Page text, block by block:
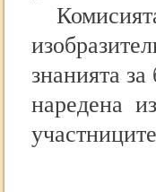
знанията
наредена